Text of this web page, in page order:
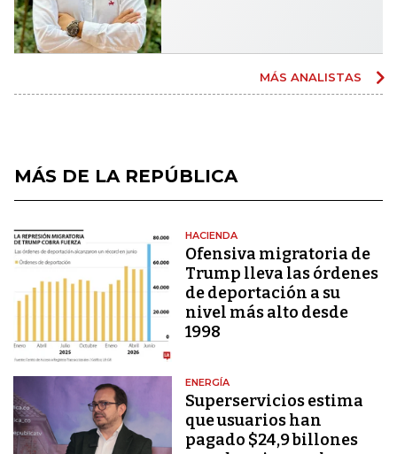
MÁS ANALISTAS
MÁS DE LA REPÚBLICA
HACIENDA
Ofensiva migratoria de
Trump lleva las órdenes
de deportación a su
nivel más alto desde
1998
ENERGÍA
Superservicios estima
que usuarios han
pagado $24,9 billones